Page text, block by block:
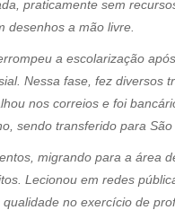
praticamente sem
desenhos a mão livre.
a escolarização
Nessa fase, fez
nos correios e foi
sendo transferido para São
migrando para a área
Lecionou em redes
no exercício de